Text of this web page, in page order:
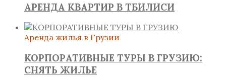
АРЕНДА КВАРТИР В ТБИЛИСИ
Аренда жилья в Грузии
КОРПОРАТИВНЫЕ ТУРЫ В ГРУЗИЮ:
СНЯТЬ ЖИЛЬЕ